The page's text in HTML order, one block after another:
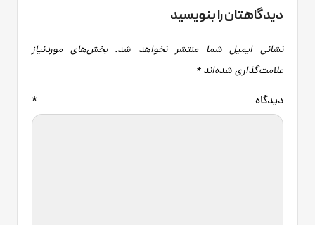
دیدگاهتان را بنویسید
نشانی ایمیل شما منتشر نخواهد شد. بخش‌های موردنیاز
علامت‌گذاری شده‌اند*
دیدگاه *